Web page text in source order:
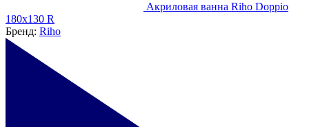
Акриловая ванна Riho Doppio
180x130 R
Бренд: Riho